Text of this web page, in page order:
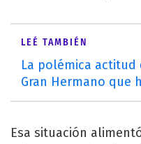
LEÉ TAMBIÉN
La polémica actitud
Gran Hermano que
Esa situación